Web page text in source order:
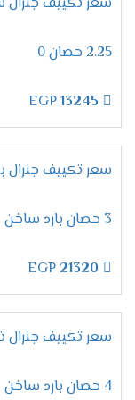
مميزات
يتم تطوير
الجاف التي
بدقة
توفير
يحتوي جهاز
2.25 حصان 0
13245
سعر تكييف جنرال بيورتي
3 حصان بارد ساخن
21320
سعر تكييف جنرال تيتان 4 حصان
4 حصان بارد ساخن